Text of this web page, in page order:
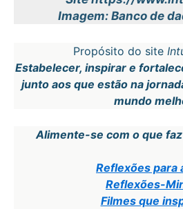
Imagem: Banco de
Propósito do site
Estabelecer, inspirar e
junto aos que estão na
mundo
Alimente-se com o que
Reflexões para
Reflexões-
Filmes que